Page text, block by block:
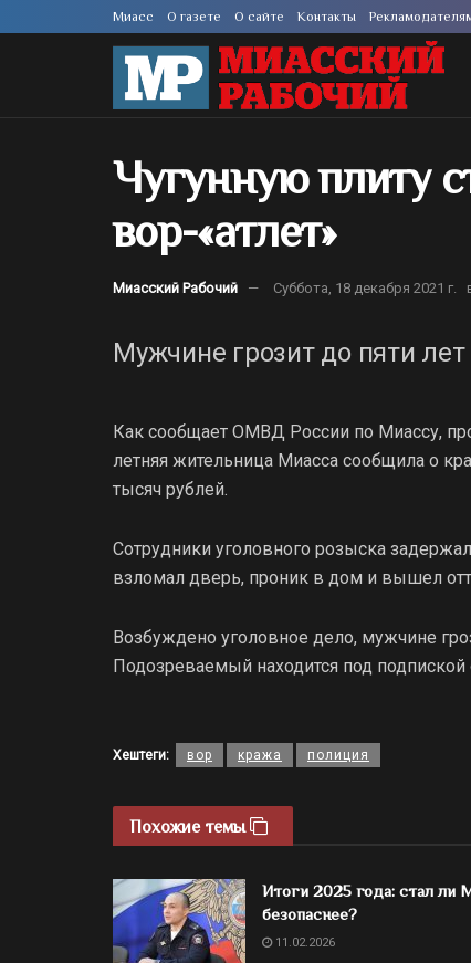
Миасс О газете О сайте Контакты
Чугунную плиту
вор-«атлет»
Миасский Рабочий Суббота, 18 декабря 2021 г.
Мужчине грозит до пяти
Как сообщает ОМВД России по Миассу,
летняя жительница Миасса сообщила о
тысяч рублей.
Сотрудники уголовного розыска
взломал дверь, проник в дом и вышел
Возбуждено уголовное дело, мужчине
Подозреваемый находится под
Хештеги: вор кража полиция
Похожие темы
Итоги 2025 года: стал ли
безопаснее?
11.02.2026